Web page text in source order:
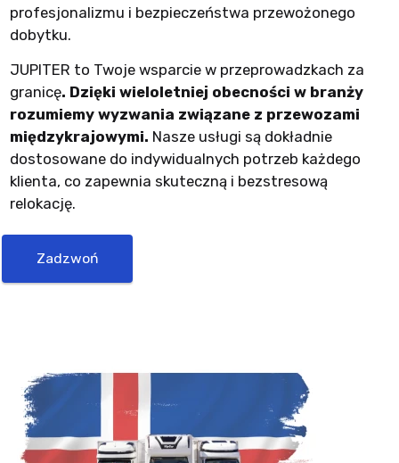
profesjonalizmu i bezpieczeństwa przewożonego
dobytku.
JUPITER to Twoje wsparcie w przeprowadzkach za
granicę. Dzięki wieloletniej obecności w branży
rozumiemy wyzwania związane z przewozami
międzykrajowymi. Nasze usługi są dokładnie
dostosowane do indywidualnych potrzeb każdego
klienta, co zapewnia skuteczną i bezstresową
relokację.
Zadzwoń